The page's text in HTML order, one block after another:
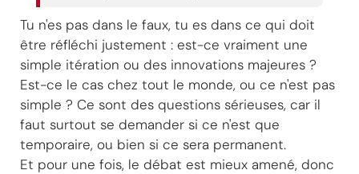
Tu n'es pas dans le faux, tu es dans ce qui doit
être réfléchi justement : est-ce vraiment une
simple itération ou des innovations majeures ?
Est-ce le cas chez tout le monde, ou ce n'est pas
simple ? Ce sont des questions sérieuses, car il
faut surtout se demander si ce n'est que
temporaire, ou bien si ce sera permanent.
Et pour une fois, le débat est mieux amené, donc